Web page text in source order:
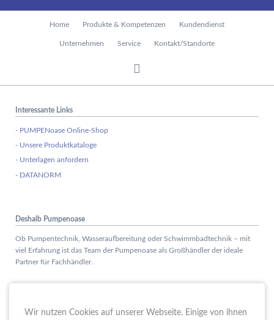
Home Produkte & Kompetenzen Kundendienst
Unternehmen Service Kontakt/Standorte
Interessante Links
- PUMPENoase Online-Shop
- Unsere Produktkataloge
- Unterlagen anfordern
- DATANORM
Deshalb Pumpenoase
Ob Pumpentechnik, Wasseraufbereitung oder Schwimmbadtechnik – mit
viel Erfahrung ist das Team der Pumpenoase als Großhändler der ideale
Partner für Fachhändler.
Wir nutzen Cookies auf unserer Webseite. Einige von ihnen